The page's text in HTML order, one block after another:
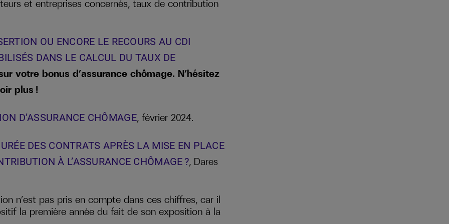
et entreprises concernés, taux de contribution
OU ENCORE LE RECOURS AU CDI
DANS LE CALCUL DU TAUX DE
votre bonus d’assurance chômage. N’hésitez
plus !
D’ASSURANCE CHÔMAGE, février 2024.
DES CONTRATS APRÈS LA MISE EN PLACE
À L’ASSURANCE CHÔMAGE ?, Dares
n’est pas pris en compte dans ces chiffres, car il
la première année du fait de son exposition à la